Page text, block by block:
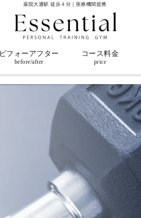
薬院大通駅 徒歩４分｜医療機関提携
ビフォーアフター
before/after
コース料金
price